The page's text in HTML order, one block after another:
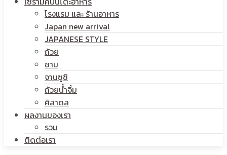
โรงแรม และ ร้านอาหาร
Japan new arrival
JAPANESE STYLE
ถ้วย
ชาม
จานซูชิ
ถ้วยน้ำจิ้ม
ศิลาดล
ผลงานของเรา
รวม
ติดต่อเรา